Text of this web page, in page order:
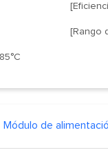
[Rango
Módulo de